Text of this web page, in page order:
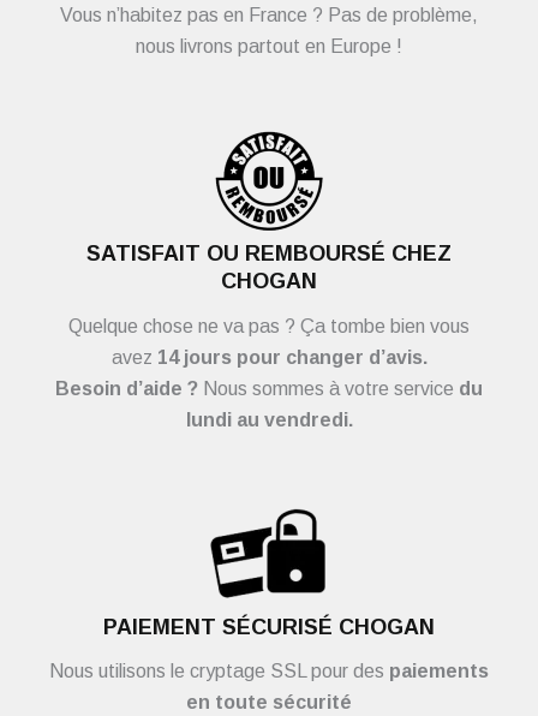
Vous n’habitez pas en France ? Pas de problème,
nous livrons partout en Europe !
SATISFAIT OU REMBOURSÉ CHEZ
CHOGAN
Quelque chose ne va pas ? Ça tombe bien vous
avez 14 jours pour changer d’avis.
Besoin d’aide ? Nous sommes à votre service du
lundi au vendredi.
PAIEMENT SÉCURISÉ CHOGAN
Nous utilisons le cryptage SSL pour des paiements
en toute sécurité